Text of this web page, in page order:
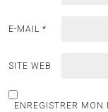
E-MAIL *
SITE WEB
ENREGISTRER